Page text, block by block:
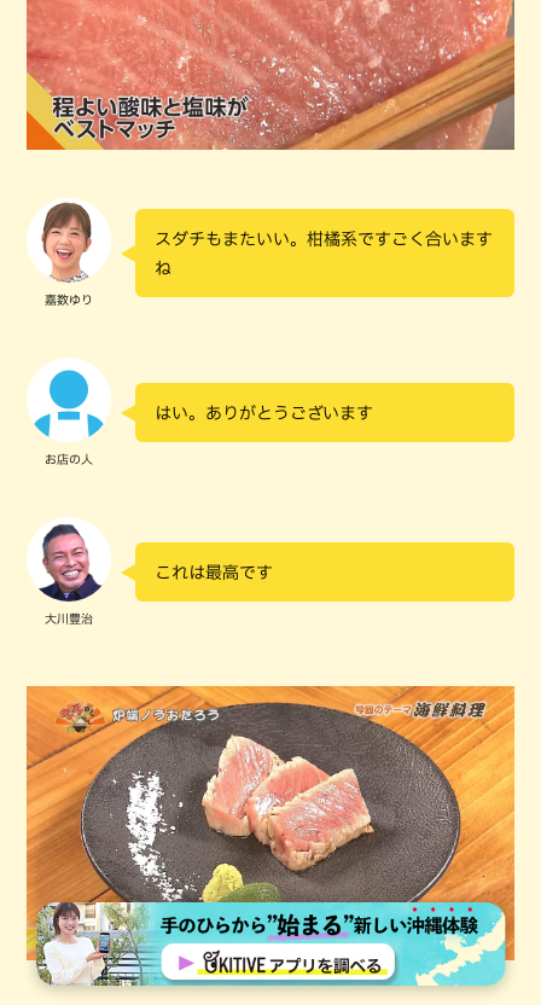
嘉数ゆり
スダチもまたいい。柑橘系ですごく合います
ね
お店の人
はい。ありがとうございます
大川豊治
これは最高です